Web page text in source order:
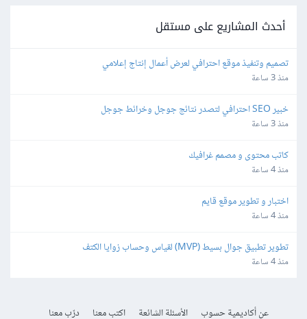
أحدث المشاريع على مستقل
تصميم وتنفيذ موقع احترافي لعرض أعمال إنتاج إعلامي
منذ 3 ساعة
خبير SEO احترافي لتصدر نتائج جوجل وخرائط جوجل
منذ 3 ساعة
كاتب محتوى و مصمم غرافيك
منذ 4 ساعة
اختبار و تطوير موقع قايم
منذ 4 ساعة
تطوير تطبيق جوال بسيط (MVP) لقياس وحساب زوايا الكتف
منذ 4 ساعة
عن أكاديمية حسوب الأسئلة الشائعة اكتب معنا درّب معنا